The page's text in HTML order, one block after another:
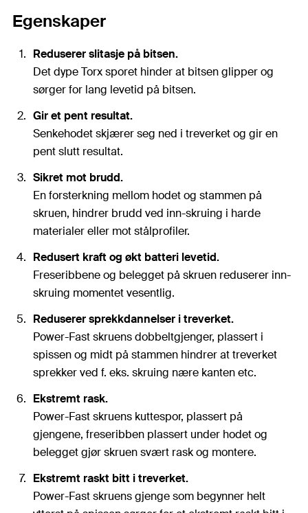
Egenskaper
Reduserer slitasje på bitsen.
Det dype Torx sporet hinder at bitsen glipper og
sørger for lang levetid på bitsen.
Gir et pent resultat.
Senkehodet skjærer seg ned i treverket og gir en
pent slutt resultat.
Sikret mot brudd.
En forsterkning mellom hodet og stammen på
skruen, hindrer brudd ved inn-skruing i harde
materialer eller mot stålprofiler.
Redusert kraft og økt batteri levetid.
Freseribbene og belegget på skruen reduserer inn-
skruing momentet vesentlig.
Reduserer sprekkdannelser i treverket.
Power-Fast skruens dobbeltgjenger, plassert i
spissen og midt på stammen hindrer at treverket
sprekker ved f. eks. skruing nære kanten etc.
Ekstremt rask.
Power-Fast skruens kuttespor, plassert på
gjengene, freseribben plassert under hodet og
belegget gjør skruen svært rask og montere.
Ekstremt raskt bitt i treverket.
Power-Fast skruens gjenge som begynner helt